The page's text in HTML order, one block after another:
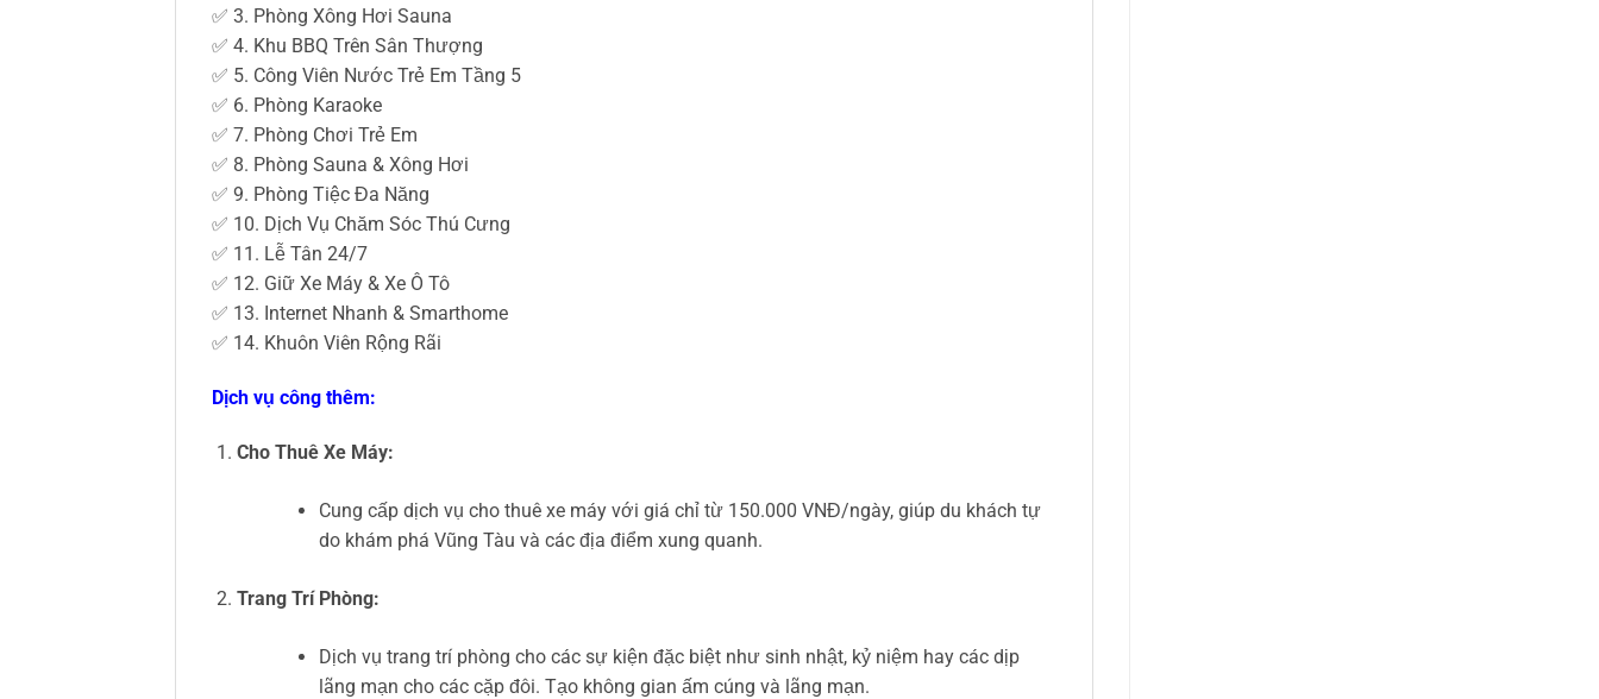
✅ 3. Phòng Xông Hơi Sauna
✅ 4. Khu BBQ Trên Sân Thượng
✅ 5. Công Viên Nước Trẻ Em Tầng 5
✅ 6. Phòng Karaoke
✅ 7. Phòng Chơi Trẻ Em
✅ 8. Phòng Sauna & Xông Hơi
✅ 9. Phòng Tiệc Đa Năng
✅ 10. Dịch Vụ Chăm Sóc Thú Cưng
✅ 11. Lễ Tân 24/7
✅ 12. Giữ Xe Máy & Xe Ô Tô
✅ 13. Internet Nhanh & Smarthome
✅ 14. Khuôn Viên Rộng Rãi
Dịch vụ công thêm:
Cho Thuê Xe Máy:
Cung cấp dịch vụ cho thuê xe máy với giá chỉ từ 150.000 VNĐ/ngày, giúp du khách tự
do khám phá Vũng Tàu và các địa điểm xung quanh.
Trang Trí Phòng:
Dịch vụ trang trí phòng cho các sự kiện đặc biệt như sinh nhật, kỷ niệm hay các dịp
lãng mạn cho các cặp đôi. Tạo không gian ấm cúng và lãng mạn.